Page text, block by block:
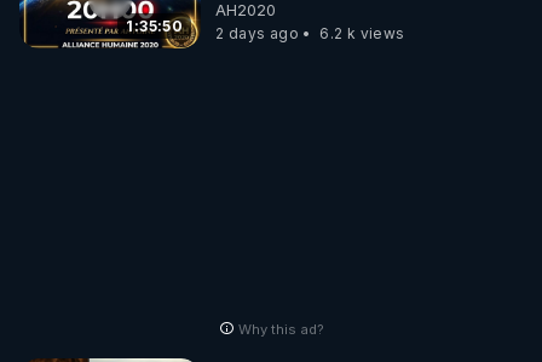
1:35:50
06/08/2026***
AH2020
2 days ago
6.2 k views
Why this ad?